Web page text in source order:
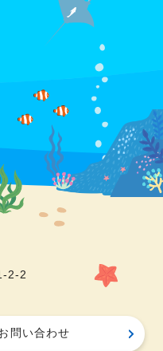
2-2
問い合わせ